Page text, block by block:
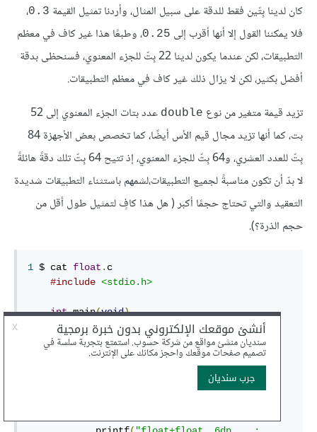
كان لدينا بِتّين فقط للدقة على سبيل المثال، وأردنا تمثيل القيمة 0.3،
فلا يمكننا القول إلا أنها أقرب إلى 0.25، وطبعًا هذا غير كاف في معظم
التطبيقات، لكن عندما يكون لدينا 22 بِتّ للجزء المعنوي، فسنحظى بدقة
أفضل بكثير، لكن لا يزال ذلك غير كاف في معظم التطبيقات.
تزيد قيمة متغير من نوع double
عدد بتات الجزء المعنوي إلى 52
بت، كما أنها تزيد مجال قيم الأس أيضًا، كما تخصص بعض الأجهزة 84
بِتّ للعدد العشري، و64 بِتّ للجزء المعنوي، إذ تتيح 64 بِتّ تلك دقةً هائلةً
لا بدّ أن تكون مناسبةً لجميع التطبيقات،لشمهم باستثناء التطبيقات شديدة
التعقيد والتي تحتاج حجمًا أكبر ( هل هذا كافٍ لتمثيل طول أقل من
حجم الذرة؟).
1 $ cat float . c
#include <stdio.h>
int main(void)
float a = 0.45;
float b = 8.0;